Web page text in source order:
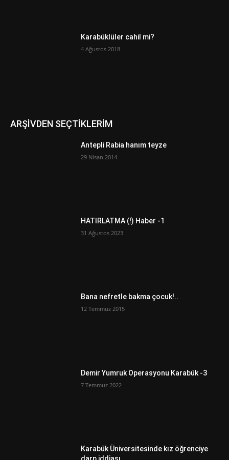
Karabüklüler cahil mi?
4 Ağustos 2018
ARŞİVDEN SEÇTİKLERİM
Antepli Rabia hanım teyze
29 Nisan 2014
HATIRLATMA (!) Haber -1
31 Ağustos 2023
Bana nefretle bakma çocuk!..
12 Temmuz 2015
Demir Yumruk Operasyonu Karabük -3
7 Temmuz 2022
Karabük Üniversitesinde kız öğrenciye